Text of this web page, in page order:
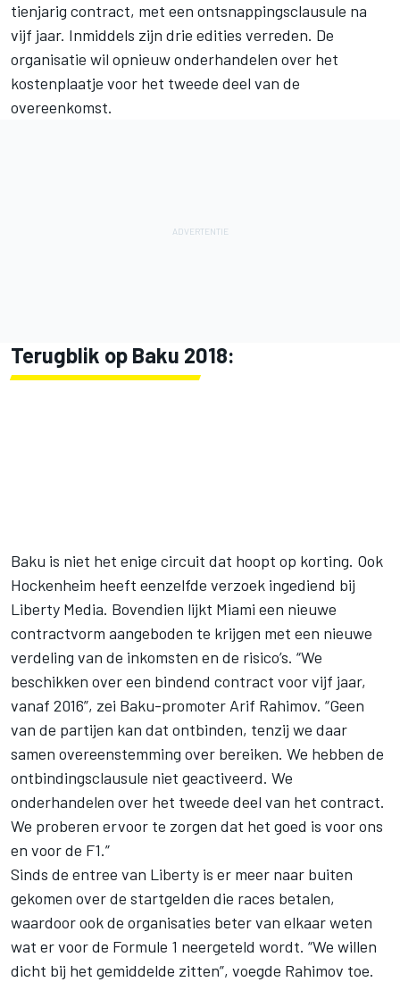
tienjarig contract, met een ontsnappingsclausule na
vijf jaar. Inmiddels zijn drie edities verreden. De
organisatie wil opnieuw onderhandelen over het
kostenplaatje voor het tweede deel van de
overeenkomst.
Terugblik op Baku 2018:
Baku is niet het enige circuit dat hoopt op korting. Ook
Hockenheim heeft eenzelfde verzoek ingediend bij
Liberty Media. Bovendien lijkt Miami een nieuwe
contractvorm aangeboden te krijgen met een nieuwe
verdeling van de inkomsten en de risico’s. “We
beschikken over een bindend contract voor vijf jaar,
vanaf 2016”, zei Baku-promoter Arif Rahimov. “Geen
van de partijen kan dat ontbinden, tenzij we daar
samen overeenstemming over bereiken. We hebben de
ontbindingsclausule niet geactiveerd. We
onderhandelen over het tweede deel van het contract.
We proberen ervoor te zorgen dat het goed is voor ons
en voor de F1.”
Sinds de entree van Liberty is er meer naar buiten
gekomen over de startgelden die races betalen,
waardoor ook de organisaties beter van elkaar weten
wat er voor de Formule 1 neergeteld wordt. “We willen
dicht bij het gemiddelde zitten”, voegde Rahimov toe.